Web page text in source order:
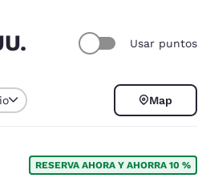
Usar puntos
Map
RESERVA AHORA Y AHORRA 10 %